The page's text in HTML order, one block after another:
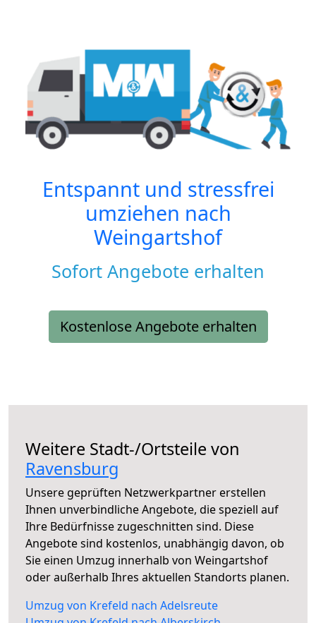
Entspannt und stressfrei
umziehen nach
Weingartshof
Sofort Angebote erhalten
Kostenlose Angebote erhalten
Weitere Stadt-/Ortsteile von
Ravensburg
Unsere geprüften Netzwerkpartner erstellen
Ihnen unverbindliche Angebote, die speziell auf
Ihre Bedürfnisse zugeschnitten sind. Diese
Angebote sind kostenlos, unabhängig davon, ob
Sie einen Umzug innerhalb von Weingartshof
oder außerhalb Ihres aktuellen Standorts planen.
Umzug von Krefeld nach Adelsreute